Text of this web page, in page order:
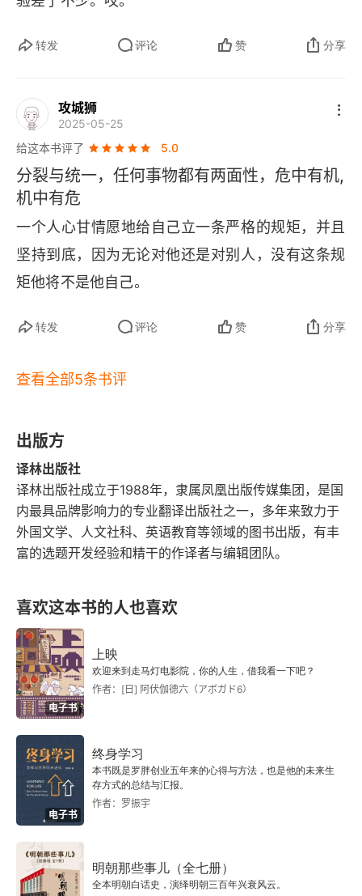
转发 评论 赞 分享
攻城狮
2025-05-25
给这本书评了
5.0
分裂与统一，任何事物都有两面性，危中有机,
机中有危
一个人心甘情愿地给自己立一条严格的规矩，并且
坚持到底，因为无论对他还是对别人，没有这条规
矩他将不是他自己。
转发 评论 赞 分享
查看全部5条书评
出版方
译林出版社
译林出版社成立于1988年，隶属凤凰出版传媒集团，是国
内最具品牌影响力的专业翻译出版社之一，多年来致力于
外国文学、人文社科、英语教育等领域的图书出版，有丰
富的选题开发经验和精干的作译者与编辑团队。
喜欢这本书的人也喜欢
电子书
上映
欢迎来到走马灯电影院，你的人生，借我看一下吧？
作者：[日] 阿伏伽德六（アボガド6）
电子书
终身学习
本书既是罗胖创业五年来的心得与方法，也是他的未来生
存方式的总结与汇报。
作者：罗振宇
明朝那些事儿（全七册）
全本明朝白话史，演绎明朝三百年兴衰风云。